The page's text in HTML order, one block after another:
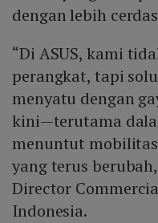
dengan lebih
“Di ASUS, kami
perangkat, tapi
menyatu dengan
kini—terutama
menuntut
yang terus
Director
Indonesia.